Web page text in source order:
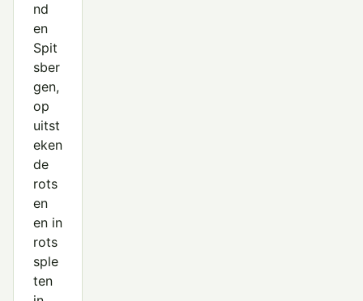
nd
en
Spit
sber
gen,
op
uitst
eken
de
rots
en
en in
rots
sple
ten